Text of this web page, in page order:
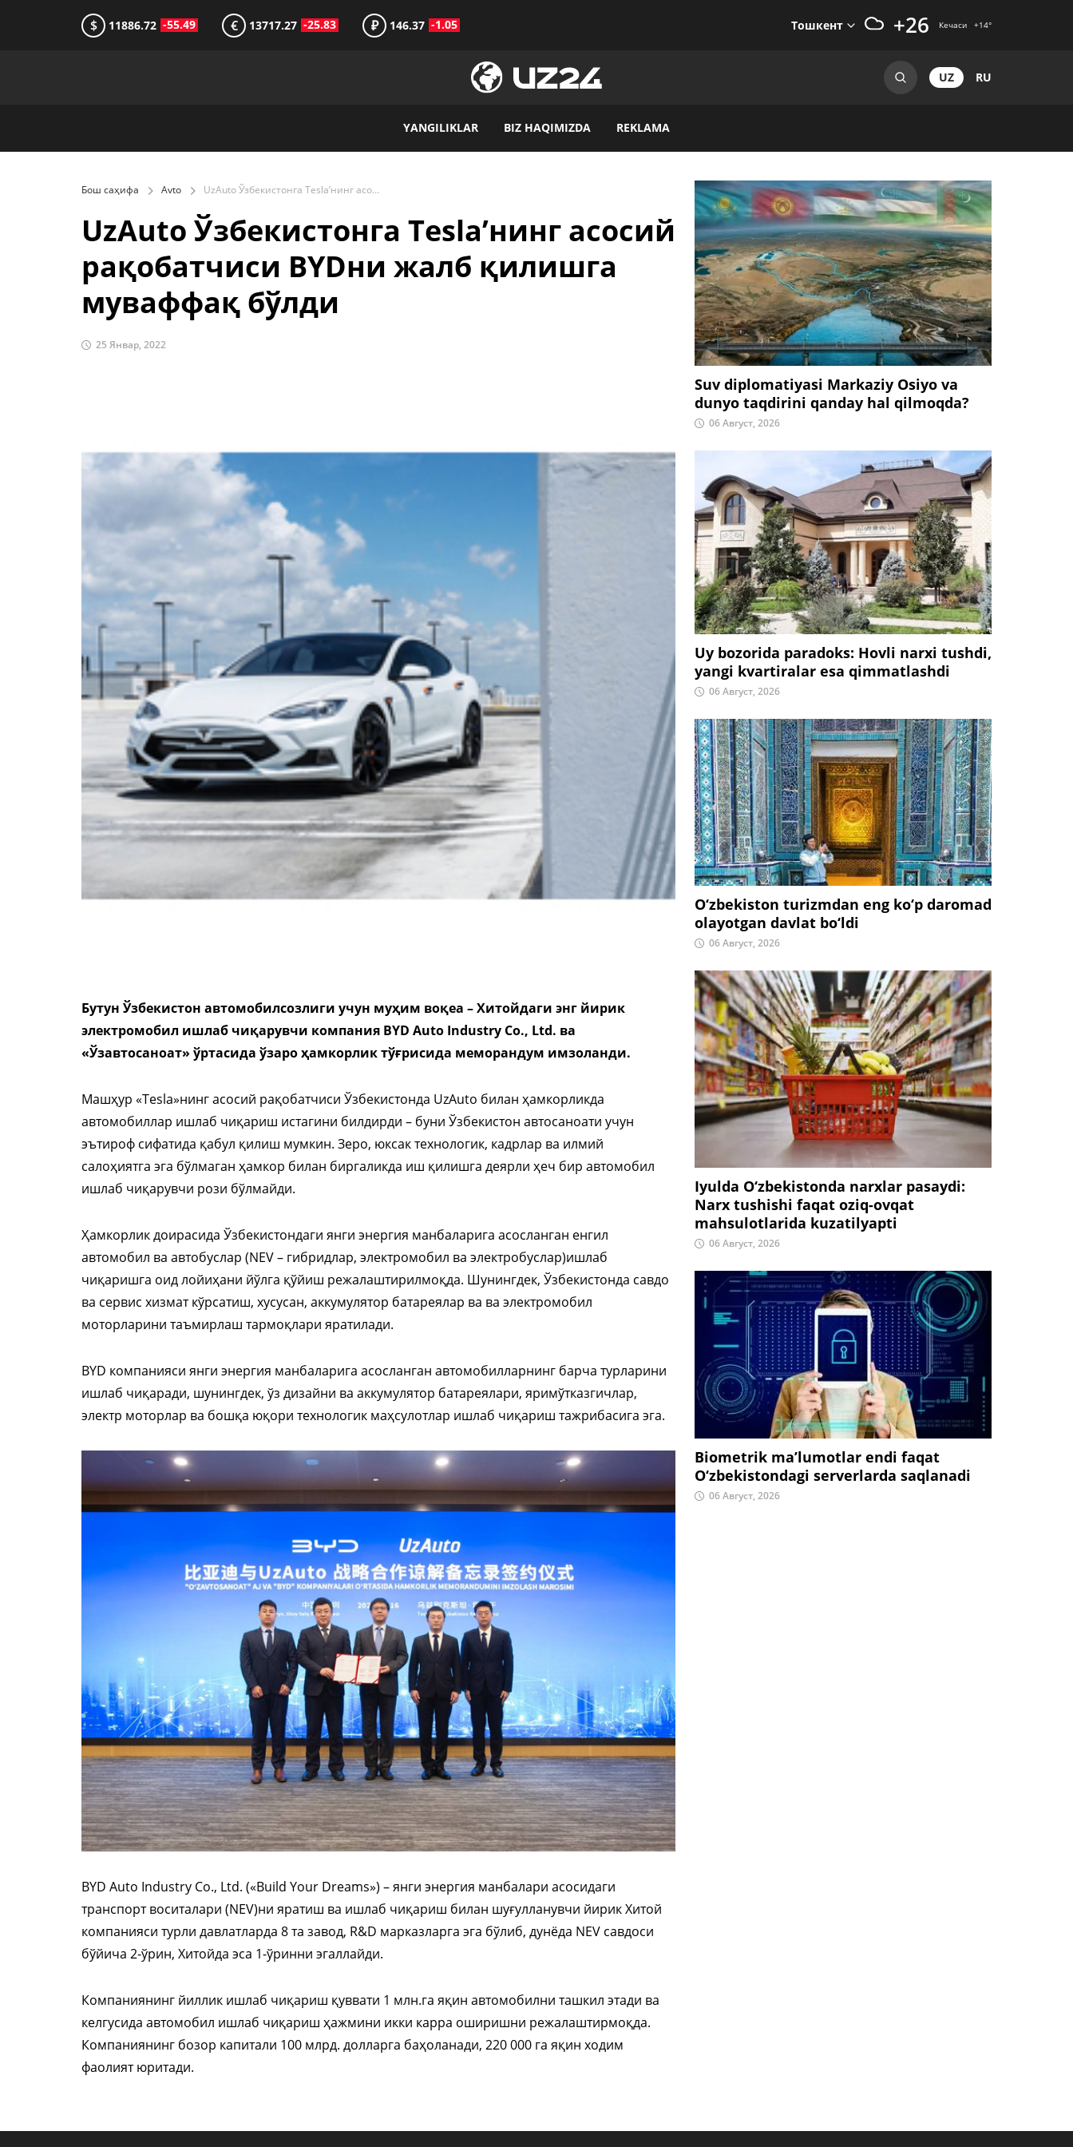
$ 11886.72 -55.49 € 13717.27 -25.83 ₽ 146.37 -1.05 Тошкент +26 Кечаси +14°
UZ RU
YANGILIKLAR BIZ HAQIMIZDA REKLAMA
Бош саҳифа Avto UzAuto Ўзбекистонга Tesla’нинг асосий рақобатчиси BYDни жалб қилишга муваффақ бўлди
UzAuto Ўзбекистонга Tesla’нинг асосий
рақобатчиси BYDни жалб қилишга
муваффақ бўлди
25 Январ, 2022
Бутун Ўзбекистон автомобилсозлиги учун муҳим воқеа – Хитойдаги энг йирик
электромобил ишлаб чиқарувчи компания BYD Auto Industry Co., Ltd. ва
«Ўзавтосаноат» ўртасида ўзаро ҳамкорлик тўғрисида меморандум имзоланди.
Машҳур «Tesla»нинг асосий рақобатчиси Ўзбекистонда UzAuto билан ҳамкорликда
автомобиллар ишлаб чиқариш истагини билдирди – буни Ўзбекистон автосаноати учун
эътироф сифатида қабул қилиш мумкин. Зеро, юксак технологик, кадрлар ва илмий
салоҳиятга эга бўлмаган ҳамкор билан биргаликда иш қилишга деярли ҳеч бир автомобил
ишлаб чиқарувчи рози бўлмайди.
Ҳамкорлик доирасида Ўзбекистондаги янги энергия манбаларига асосланган енгил
автомобил ва автобуслар (NEV – гибридлар, электромобил ва электробуслар)ишлаб
чиқаришга оид лойиҳани йўлга қўйиш режалаштирилмоқда. Шунингдек, Ўзбекистонда савдо
ва сервис хизмат кўрсатиш, хусусан, аккумулятор батареялар ва ва электромобил
моторларини таъмирлаш тармоқлари яратилади.
BYD компанияси янги энергия манбаларига асосланган автомобилларнинг барча турларини
ишлаб чиқаради, шунингдек, ўз дизайни ва аккумулятор батареялари, яримўтказгичлар,
электр моторлар ва бошқа юқори технологик маҳсулотлар ишлаб чиқариш тажрибасига эга.
BYD Auto Industry Co., Ltd. («Build Your Dreams») – янги энергия манбалари асосидаги
транспорт воситалари (NEV)ни яратиш ва ишлаб чиқариш билан шуғулланувчи йирик Хитой
компанияси турли давлатларда 8 та завод, R&D марказларга эга бўлиб, дунёда NEV савдоси
бўйича 2-ўрин, Хитойда эса 1-ўринни эгаллайди.
Компаниянинг йиллик ишлаб чиқариш қуввати 1 млн.га яқин автомобилни ташкил этади ва
келгусида автомобил ишлаб чиқариш ҳажмини икки карра оширишни режалаштирмоқда.
Компаниянинг бозор капитали 100 млрд. долларга баҳоланади, 220 000 га яқин ходим
фаолият юритади.
Suv diplomatiyasi Markaziy Osiyo va
dunyo taqdirini qanday hal qilmoqda?
06 Август, 2026
Uy bozorida paradoks: Hovli narxi tushdi,
yangi kvartiralar esa qimmatlashdi
06 Август, 2026
O‘zbekiston turizmdan eng ko‘p daromad
olayotgan davlat bo‘ldi
06 Август, 2026
Iyulda O‘zbekistonda narxlar pasaydi:
Narx tushishi faqat oziq-ovqat
mahsulotlarida kuzatilyapti
06 Август, 2026
Biometrik ma’lumotlar endi faqat
O‘zbekistondagi serverlarda saqlanadi
06 Август, 2026